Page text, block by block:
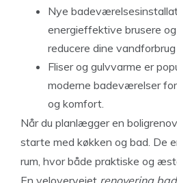
Nye
energieffektive brusere
reducere dine
Fliser og gulvvarme er
moderne badeværelser
og komfort.
Når du planlægger en
starte med køkken og bad. De
rum, hvor både praktiske og
En velovervejet renovering